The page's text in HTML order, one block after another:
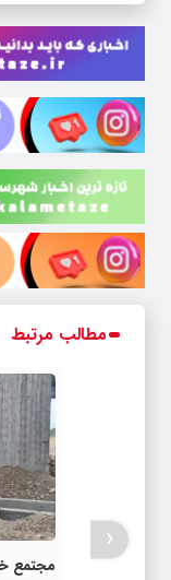
مطالب مرتبط
مجتمع
‹